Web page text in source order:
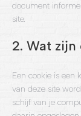
document
site.
2. Wat zijn
Een cookie is een
van deze site
schijf van je